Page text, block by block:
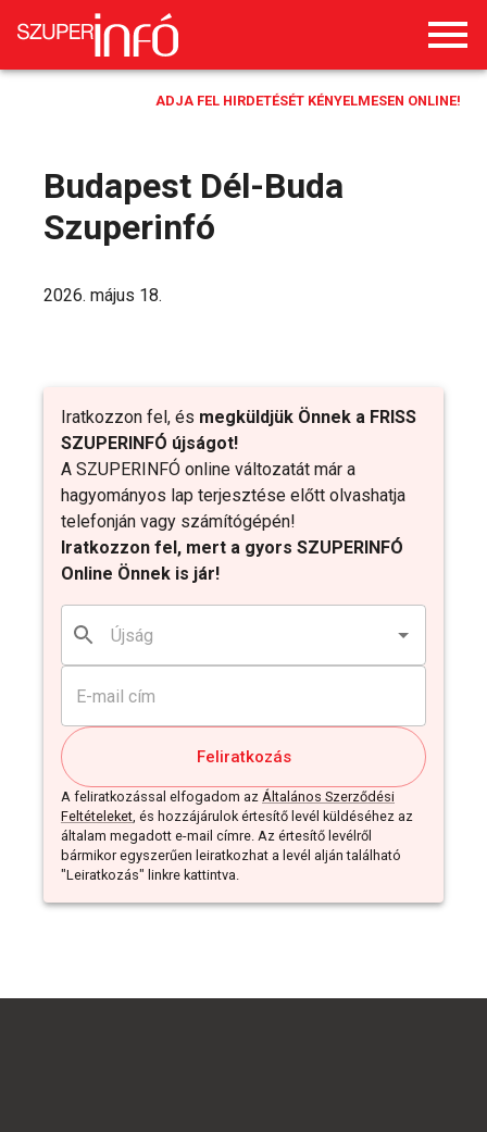
ADJA FEL HIRDETÉSÉT KÉNYELMESEN ONLINE!
Budapest Dél-Buda
Szuperinfó
Iratkozzon fel, és megküldjük Önnek a FRISS
SZUPERINFÓ újságot!
A SZUPERINFÓ online változatát már a
hagyományos lap terjesztése előtt olvashatja
telefonján vagy számítógépén!
Iratkozzon fel, mert a gyors SZUPERINFÓ
Online Önnek is jár!
Feliratkozás
A feliratkozással elfogadom az Általános Szerződési
Feltételeket, és hozzájárulok értesítő levél küldéséhez az
általam megadott e-mail címre. Az értesítő levélről
bármikor egyszerűen leiratkozhat a levél alján található
"Leiratkozás" linkre kattintva.
2026. május 18.